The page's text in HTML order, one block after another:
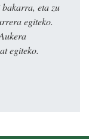
eta zu
egiteko.
egiteko.